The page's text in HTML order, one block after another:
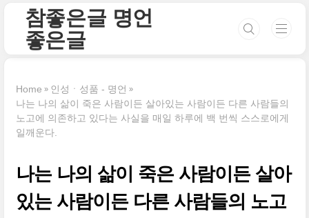
참좋은글 명언
좋은글
Home
인성ㆍ성품 - 명언
나는 나의 삶이 죽은 사람이든 살아있는 사람이든 다른 사람들의
노고에 의존하고 있다는 사실을 매일 하루에 백 번씩 스스로에게
일깨운다.
나는 나의 삶이 죽은 사람이든 살아
있는 사람이든 다른 사람들의 노고